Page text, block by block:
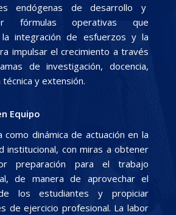
endógenas de desarrollo y
fórmulas operativas que
la integración de esfuerzos y la
impulsar el crecimiento a través
de investigación, docencia,
técnica y extensión.
Equipo
como dinámica de actuación en la
institucional, con miras a obtener
preparación para el trabajo
de manera de aprovechar el
los estudiantes y propiciar
de ejercicio profesional. La labor